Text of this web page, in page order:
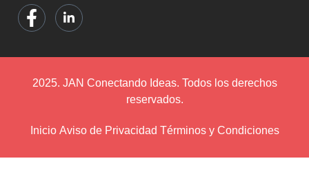
2025. JAN Conectando Ideas. Todos los derechos
reservados.
Inicio Aviso de Privacidad Términos y Condiciones